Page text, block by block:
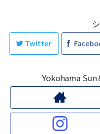
Twitter
Yokohama